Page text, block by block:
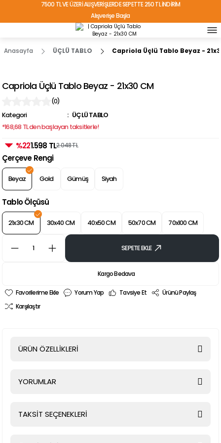
7500 TL VE ÜZERİ ALIŞVERİŞLERDE SEPETTE 250 TL İNDİRİM
Alışverişe Başla
TÜRKİYE'NİN HER YERİNE ÜCRETSİZ KARGO!
Anasayfa ÜÇLÜ TABLO Capriola Üçlü Tablo Beyaz -
Capriola Üçlü Tablo Beyaz - 21x30 CM
(0)
Kategori
ÜÇLÜ TABLO
*168,68 TL den başlayan taksitlerle!
%221.598 TL2.048 TL
Çerçeve Rengi
Beyaz Gold Gümüş Siyah
Tablo Ölçüsü
21x30 CM 30x40 CM 40x50 CM 50x70 CM 70x100 CM
SEPETE EKLE
Kargo Bedava
Yorum Yap Tavsiye Et
Ürünü Paylaş
Karşılaştır
ÜRÜN ÖZELLİKLERİ
YORUMLAR
TAKSİT SEÇENEKLERİ